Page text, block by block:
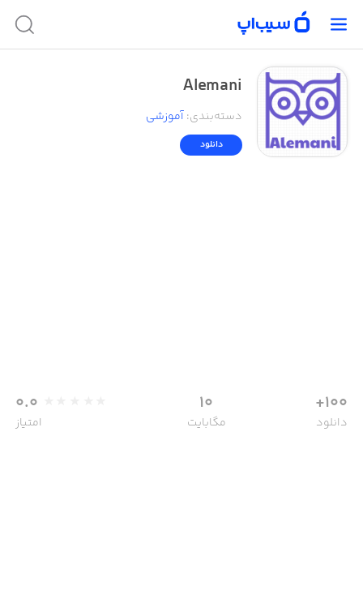
Alemani
دسته‌بندی:آموزشی
دانلود
100+
دانلود
10
مگابایت
0.0
امتیاز